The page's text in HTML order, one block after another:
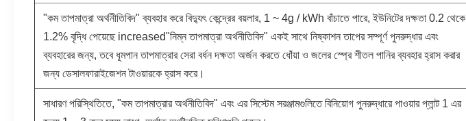
"কম তাপমাত্রা অর্থনীতিবিদ" ব্যবহার করে বিদ্যুৎ কেন্দ্রের বয়লার, 1 ~ 4g / kWh বাঁচাতে পারে, ইউনিটের দক্ষতা 0.2 থেকে
1.2% বৃদ্ধি পেয়েছে increased"নিম্ন তাপমাত্রা অর্থনীতিবিদ" একই সাথে নিষ্কাশন তাপের সম্পূর্ণ পুনরুদ্ধার এবং
ব্যবহারের জন্য, তবে ধূমপান তাপমাত্রার সেরা বর্ধন দক্ষতা অর্জন করতে ধোঁয়া ও জলের স্প্রে শীতল পানির ব্যবহার হ্রাস করার
জন্য ডেসালফারাইজেশন টাওয়ারকে হ্রাস করে।
সাধারণ পরিস্থিতিতে, "কম তাপমাত্রার অর্থনীতিবিদ" এবং এর সিস্টেম সরঞ্জামগুলিতে বিনিয়োগ পুনরুদ্ধারে পাওয়ার প্লান্ট 1 এর